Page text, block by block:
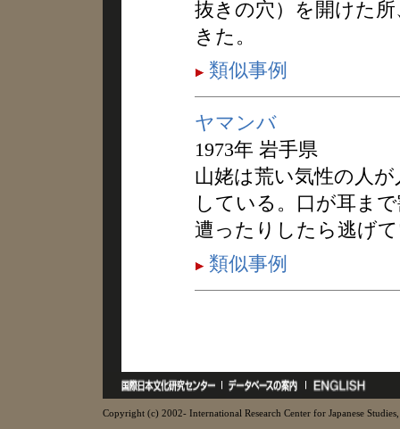
抜きの穴）を開けた
きた。
類似事例
ヤマンバ
1973年 岩手県
山姥は荒い気性の人
している。口が耳ま
遭ったりしたら逃げ
類似事例
Copyright (c) 2002- International Research Center for Japanese